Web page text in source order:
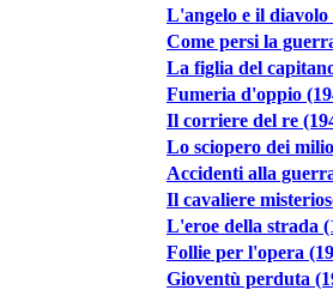
L'angelo e il diavolo
Come persi la
La figlia del
Fumeria d'oppio
Il corriere del re
Lo sciopero dei
Accidenti alla
Il cavaliere
L'eroe della strada
Follie per l'opera
Gioventù perduta